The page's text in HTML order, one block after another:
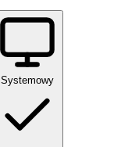
Systemowy